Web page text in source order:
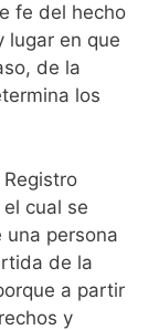
fe del hecho
lugar en que
de la
los
cual se
persona
de la
a partir
y